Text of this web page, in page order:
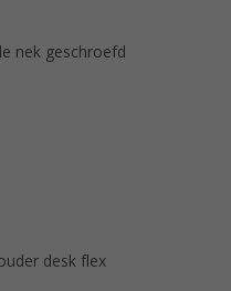
nek geschroefd
desk flex